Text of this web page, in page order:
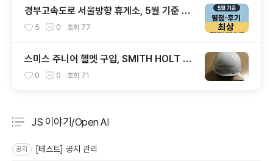
경부고속도로 서울방향 휴게소, 5월 기준 맛
집 리스트
5 0 조회 77
스미스 주니어 헬멧 구입, SMITH HOLT JR
1920
0 0 조회 71
JS 이야기/Open AI
공지 [테스트] 공지 관리